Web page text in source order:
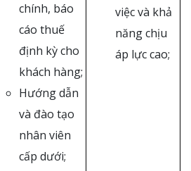
chính, báo
cáo thuế
định kỳ cho
khách hàng;
Hướng dẫn
và đào tạo
nhân viên
cấp dưới;
việc và khả
năng chịu
áp lực cao;